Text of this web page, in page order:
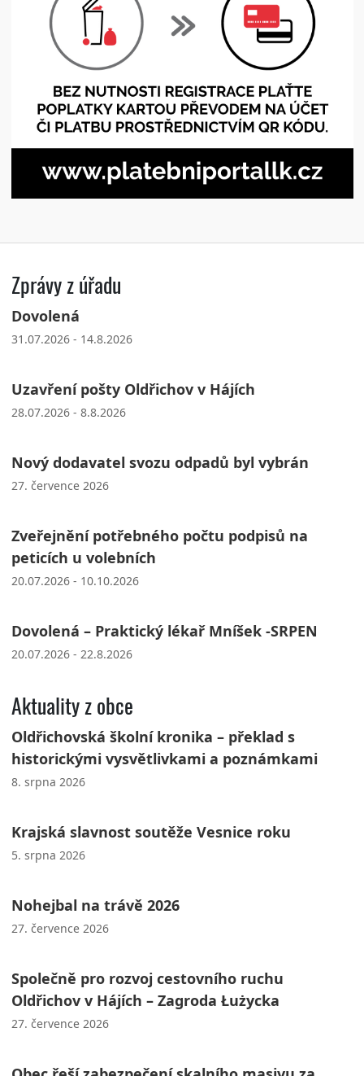
Zprávy z úřadu
Dovolená
31.07.2026 - 14.8.2026
Uzavření pošty Oldřichov v Hájích
28.07.2026 - 8.8.2026
Nový dodavatel svozu odpadů byl vybrán
27. července 2026
Zveřejnění potřebného počtu podpisů na
peticích u volebních
20.07.2026 - 10.10.2026
Dovolená – Praktický lékař Mníšek -SRPEN
20.07.2026 - 22.8.2026
Aktuality z obce
Oldřichovská školní kronika – překlad s
historickými vysvětlivkami a poznámkami
8. srpna 2026
Krajská slavnost soutěže Vesnice roku
5. srpna 2026
Nohejbal na trávě 2026
27. července 2026
Společně pro rozvoj cestovního ruchu
Oldřichov v Hájích – Zagroda Łużycka
27. července 2026